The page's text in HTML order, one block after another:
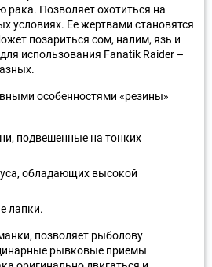
рака. Позволяет охотиться на
условиях. Ее жертвами становятся
позариться сом, налим, язь и
использования Fanatik Raider –
особенностями «резины»
подвешенные на тонких
обладающих высокой
лапки.
позволяет рыболову
рывковые приемы